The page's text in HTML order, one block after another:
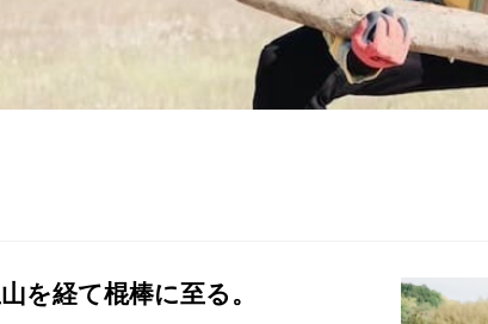
を経て棍棒に至る。